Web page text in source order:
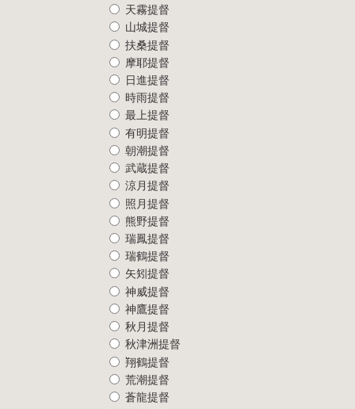
天霧提督
山城提督
扶桑提督
摩耶提督
日進提督
時雨提督
最上提督
有明提督
朝潮提督
武蔵提督
涼月提督
照月提督
熊野提督
瑞鳳提督
瑞鶴提督
矢矧提督
神威提督
神鷹提督
秋月提督
秋津洲提督
翔鶴提督
荒潮提督
蒼龍提督